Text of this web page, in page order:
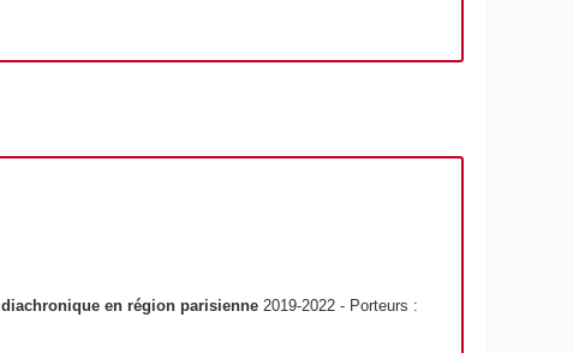
en région parisienne 2019-2022 - Porteurs :